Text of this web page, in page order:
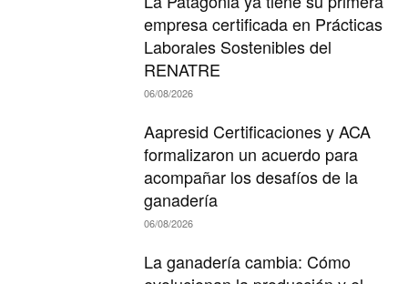
empresa certificada en Prácticas
Laborales Sostenibles del
RENATRE
06/08/2026
Aapresid Certificaciones y ACA
formalizaron un acuerdo para
acompañar los desafíos de la
ganadería
06/08/2026
La ganadería cambia: Cómo